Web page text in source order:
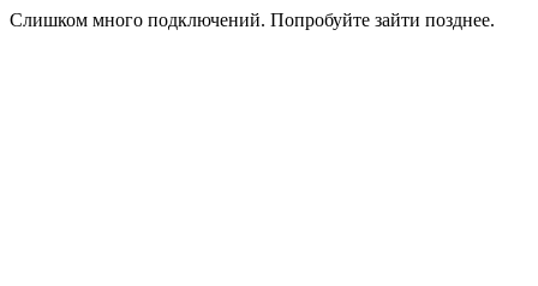
Слишком много подключений. Попробуйте зайти позднее.